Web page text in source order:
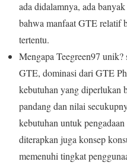
ada didalamnya, ada
bahwa manfaat GTE relatif
tertentu.
Mengapa Teegreen97
GTE, dominasi dari GTE
kebutuhan yang diperlukan
pandang dan nilai
kebutuhan untuk
diterapkan juga konsep
memenuhi tingkat